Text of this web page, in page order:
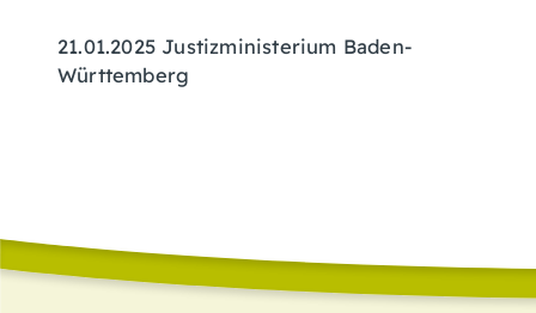
21.01.2025 Justizministerium Baden-
Württemberg